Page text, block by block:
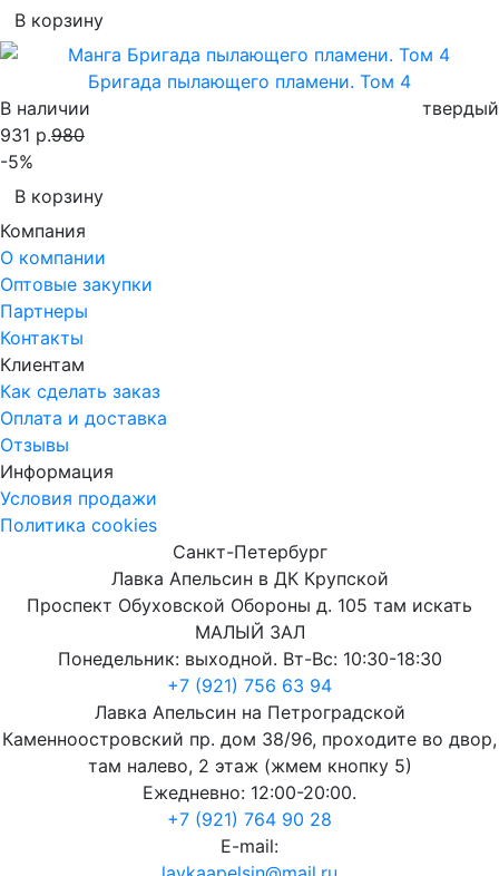
В корзину
Бригада пылающего пламени. Том 4
В наличии
твердый
931 р.980
-5%
В корзину
Компания
О компании
Оптовые закупки
Партнеры
Контакты
Клиентам
Как сделать заказ
Оплата и доставка
Отзывы
Информация
Условия продажи
Политика cookies
Санкт-Петербург
Лавка Апельсин в ДК Крупской
Проспект Обуховской Обороны д. 105 там искать
МАЛЫЙ ЗАЛ
Понедельник: выходной. Вт-Вс: 10:30-18:30
+7 (921) 756 63 94
Лавка Апельсин на Петроградской
Каменноостровский пр. дом 38/96, проходите во двор,
там налево, 2 этаж (жмем кнопку 5)
Ежедневно: 12:00-20:00.
+7 (921) 764 90 28
E-mail: